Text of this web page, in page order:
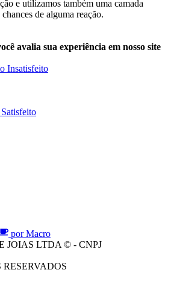
e utilizamos também uma camada
de alguma reação.
avalia sua experiência em nosso site
Insatisfeito
por Macro
JOIAS LTDA © - CNPJ